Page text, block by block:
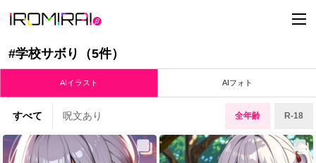
t
o
e
v
i
g
a
t
i
#学校サボり（5件）
AIイラスト AIフォト
すべて 呪文あり 全年齢 R-18